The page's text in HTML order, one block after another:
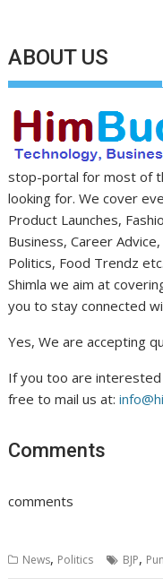
ABOUT US
stop-portal for most of
looking for. We cover
Product Launches,
Business, Career
Politics, Food Trendz
Shimla we aim at
you to stay connected
Yes, We are accepting
If you too are
free to mail us at:
Comments
comments
News, Politics BJP,